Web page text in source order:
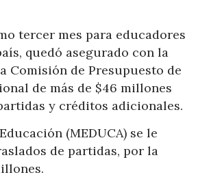
tercer mes para educadores
quedó asegurado con la
Comisión de Presupuesto de
de más de $46 millones
y créditos adicionales.
(MEDUCA) se le
de partidas, por la